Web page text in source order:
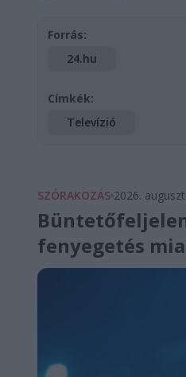
Forrás:
24.hu
Címkék:
Televízió
SZÓRAKOZÁS 2026.
fenyegetés